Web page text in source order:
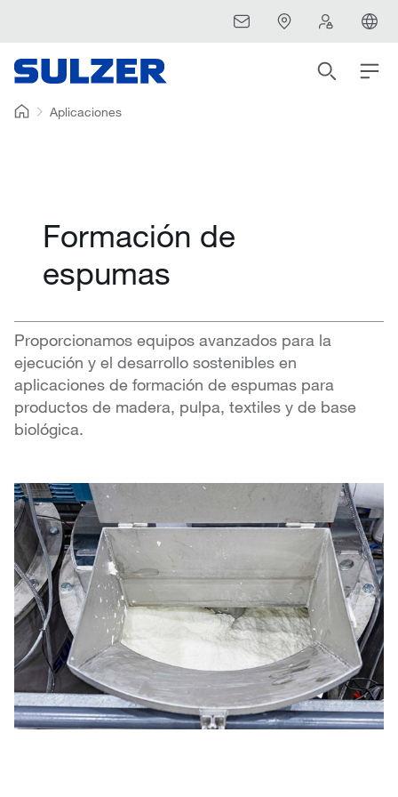
Aplicaciones
Formación de
espumas
Proporcionamos equipos avanzados para la
ejecución y el desarrollo sostenibles en
aplicaciones de formación de espumas para
productos de madera, pulpa, textiles y de base
biológica.